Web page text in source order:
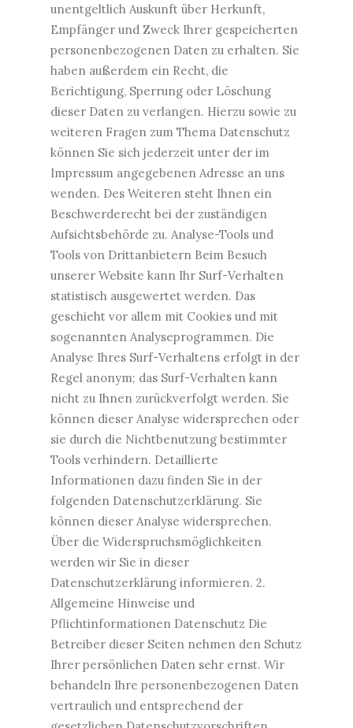
unentgeltlich Auskunft über Herkunft,
Empfänger und Zweck Ihrer gespeicherten
personenbezogenen Daten zu erhalten. Sie
haben außerdem ein Recht, die
Berichtigung, Sperrung oder Löschung
dieser Daten zu verlangen. Hierzu sowie zu
weiteren Fragen zum Thema Datenschutz
können Sie sich jederzeit unter der im
Impressum angegebenen Adresse an uns
wenden. Des Weiteren steht Ihnen ein
Beschwerderecht bei der zuständigen
Aufsichtsbehörde zu. Analyse-Tools und
Tools von Drittanbietern Beim Besuch
unserer Website kann Ihr Surf-Verhalten
statistisch ausgewertet werden. Das
geschieht vor allem mit Cookies und mit
sogenannten Analyseprogrammen. Die
Analyse Ihres Surf-Verhaltens erfolgt in der
Regel anonym; das Surf-Verhalten kann
nicht zu Ihnen zurückverfolgt werden. Sie
können dieser Analyse widersprechen oder
sie durch die Nichtbenutzung bestimmter
Tools verhindern. Detaillierte
Informationen dazu finden Sie in der
folgenden Datenschutzerklärung. Sie
können dieser Analyse widersprechen.
Über die Widerspruchsmöglichkeiten
werden wir Sie in dieser
Datenschutzerklärung informieren. 2.
Allgemeine Hinweise und
Pflichtinformationen Datenschutz Die
Betreiber dieser Seiten nehmen den Schutz
Ihrer persönlichen Daten sehr ernst. Wir
behandeln Ihre personenbezogenen Daten
vertraulich und entsprechend der